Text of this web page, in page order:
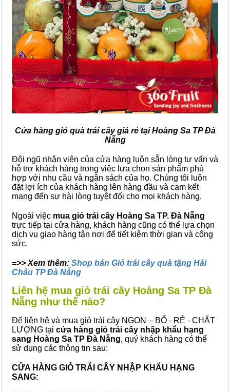
Cửa hàng giỏ quà trái cây giá rẻ tại Hoàng Sa TP Đà
Nẵng
Đội ngũ nhân viên của cửa hàng luôn sẵn lòng tư vấn và
hỗ trợ khách hàng trong việc lựa chọn sản phẩm phù
hợp với nhu cầu và ngân sách của họ. Chúng tôi luôn
đặt lợi ích của khách hàng lên hàng đầu và cam kết
mang đến sự hài lòng tuyệt đối cho mọi khách hàng.
Ngoài việc mua giỏ trái cây Hoàng Sa TP. Đà Nẵng
trực tiếp tại cửa hàng, khách hàng cũng có thể lựa chọn
dịch vụ giao hàng tận nơi để tiết kiệm thời gian và công
sức.
=>> Xem thêm: Shop bán Giỏ trái cây quà tặng Hải
Châu TP Đà Nẵng
Liên hệ mua giỏ trái cây Hoàng Sa TP Đà
Nẵng như thế nào?
Để liên hệ và mua giỏ trái cây NGON – BỔ - RẺ - CHẤT
LƯỢNG tại cửa hàng giỏ trái cây nhập khẩu hạng
sang Hoàng Sa TP Đà Nẵng, quý khách hàng có thể
sử dụng các thông tin sau:
CỬA HÀNG GIỎ TRÁI CÂY NHẬP KHẨU HẠNG
SANG: